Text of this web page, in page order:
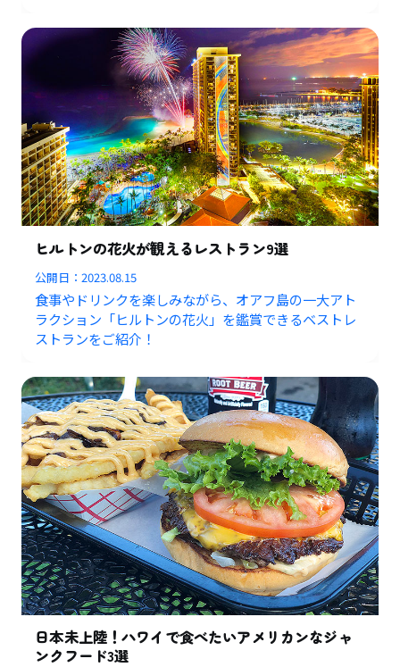
ヒルトンの花火が観えるレストラン9選
公開日：2023.08.15
食事やドリンクを楽しみながら、オアフ島の一大アト
ラクション「ヒルトンの花火」を鑑賞できるベストレ
ストランをご紹介！
日本未上陸！ハワイで食べたいアメリカンなジャ
ンクフード3選